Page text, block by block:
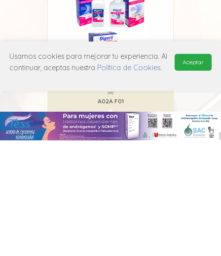
FPC
A02A F01
Usamos cookies para mejorar tu experiencia. Al
continuar, aceptas nuestra Política de Cookies.
Aceptar